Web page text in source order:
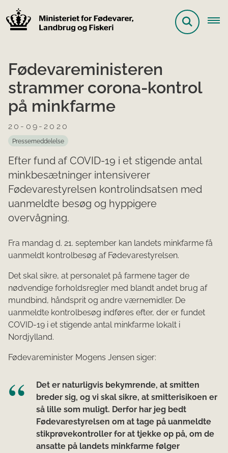
Fødevareministeren
strammer corona-kontrol
på minkfarme
20-09-2020
Pressemeddelelse
Efter fund af COVID-19 i et stigende antal
minkbesætninger intensiverer
Fødevarestyrelsen kontrolindsatsen med
uanmeldte besøg og hyppigere
overvågning.
Fra mandag d. 21. september kan landets minkfarme få
uanmeldt kontrolbesøg af Fødevarestyrelsen.
Det skal sikre, at personalet på farmene tager de
nødvendige forholdsregler med blandt andet brug af
mundbind, håndsprit og andre værnemidler. De
uanmeldte kontrolbesøg indføres efter, der er fundet
COVID-19 i et stigende antal minkfarme lokalt i
Nordjylland.
Fødevareminister Mogens Jensen siger:
Det er naturligvis bekymrende, at smitten
breder sig, og vi skal sikre, at smitterisikoen er
så lille som muligt. Derfor har jeg bedt
Fødevarestyrelsen om at tage på uanmeldte
stikprøvekontroller for at tjekke op på, om de
ansatte på landets minkfarme følger